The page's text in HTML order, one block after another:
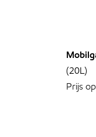
(20L)
Prijs